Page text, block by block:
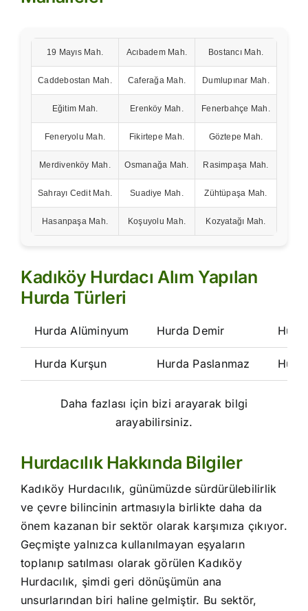
19 Mayıs Mah. Acıbadem Mah. Bostancı Mah.
Caddebostan Mah. Caferağa Mah. Dumlupınar Mah.
Eğitim Mah. Erenköy Mah. Fenerbahçe Mah.
Feneryolu Mah. Fikirtepe Mah. Göztepe Mah.
Merdivenköy Mah. Osmanağa Mah. Rasimpaşa Mah.
Sahrayı Cedit Mah. Suadiye Mah. Zühtüpaşa Mah.
Hasanpaşa Mah. Koşuyolu Mah. Kozyatağı Mah.
Kadıköy Hurdacı Alım Yapılan
Hurda Türleri
Hurda Alüminyum Hurda Demir
Hurda Kurşun Hurda Paslanmaz
Daha fazlası için bizi arayarak bilgi
arayabilirsiniz.
Hurdacılık Hakkında Bilgiler
Kadıköy Hurdacılık, günümüzde sürdürülebilirlik
ve çevre bilincinin artmasıyla birlikte daha da
önem kazanan bir sektör olarak karşımıza çıkıyor.
Geçmişte yalnızca kullanılmayan eşyaların
toplanıp satılması olarak görülen Kadıköy
Hurdacılık, şimdi geri dönüşümün ana
unsurlarından biri haline gelmiştir. Bu sektör,